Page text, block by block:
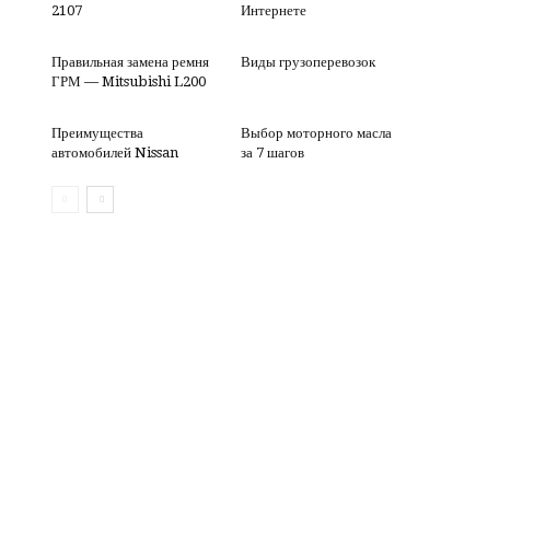
2107
Интернете
Правильная замена ремня
ГРМ — Mitsubishi L200
Виды грузоперевозок
Преимущества
автомобилей Nissan
Выбор моторного масла
за 7 шагов